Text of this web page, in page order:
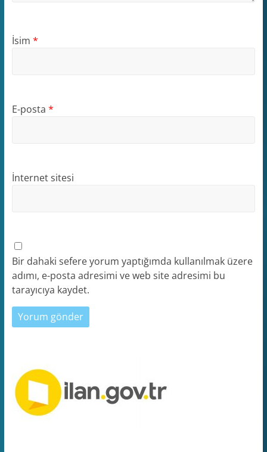
İsim *
E-posta *
İnternet sitesi
Bir dahaki sefere yorum yaptığımda kullanılmak üzere
adımı, e-posta adresimi ve web site adresimi bu
tarayıcıya kaydet.